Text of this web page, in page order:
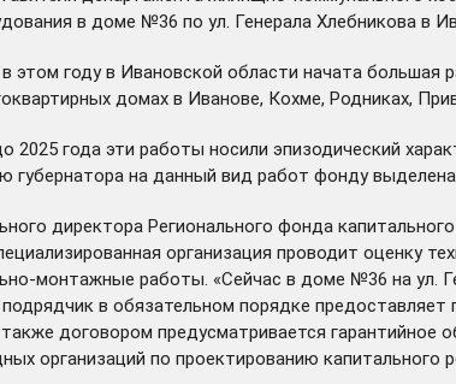
в доме №36 по ул. Генерала Хлебникова в
этом году в Ивановской области начата
домах в Иванове, Кохме, Родниках,
2025 года эти работы носили эпизодический
на данный вид работ фонду
директора Регионального фонда
организация проводит оценку
монтажные работы. «Сейчас в доме №36 на ул.
в обязательном порядке
договором предусматривается гарантийное
организаций по проектированию капитального